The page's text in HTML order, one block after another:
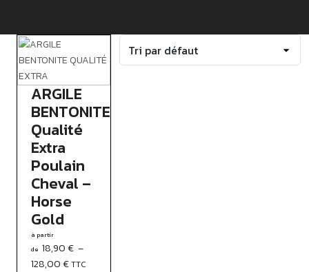
ARGILE
BENTONITE
Qualité
Extra
Poulain
Cheval –
Horse
Gold
18,90 € –
128,00 €TTC